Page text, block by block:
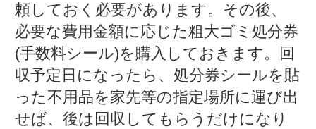
頼しておく必要があります。その後、
必要な費用金額に応じた粗大ゴミ処分券
(手数料シール)を購入しておきます。回
収予定日になったら、処分券シールを貼
った不用品を家先等の指定場所に運び出
せば、後は回収してもらうだけになり